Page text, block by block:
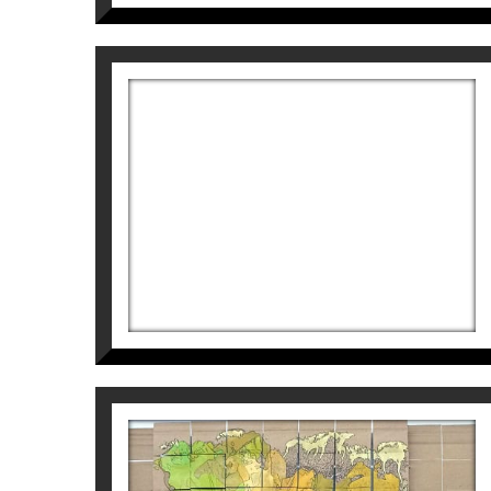
OBRA
Coherent en el seu treball i
plataforma des d’on dialogar sobre la
“La natura, que és directament part de
nuesa, la seva diversitat, el seu
seves ombres … Tot això, en contrast
inquietud per evitar que el paisatge
caràcter d’ideari reivindicatiu: “l’hàbitat
CONCURSOS I SELECCIONS